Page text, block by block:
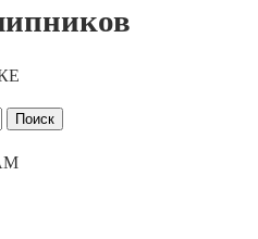
Поиск